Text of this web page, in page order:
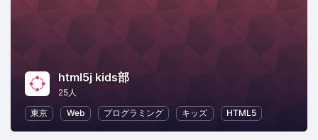
html5j kids部
25人
東京
Web プログラミング キッズ HTML5